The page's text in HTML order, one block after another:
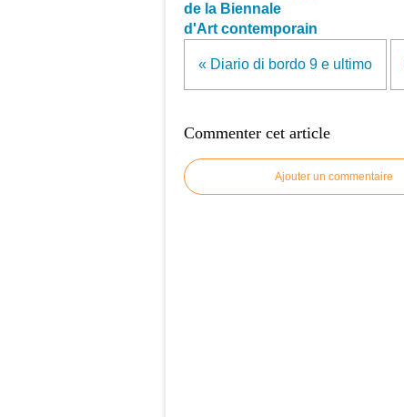
de la Biennale
d'Art contemporain
« Diario di bordo 9 e ultimo
Commenter cet article
Ajouter un commentaire